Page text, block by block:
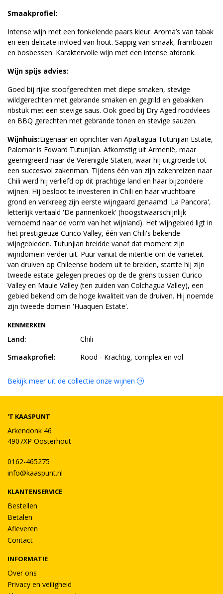
Smaakprofiel:
Intense wijn met een fonkelende paars kleur. Aroma’s van tabak
en een delicate invloed van hout. Sappig van smaak, frambozen
en bosbessen. Karaktervolle wijn met een intense afdronk.
Wijn spijs advies:
Goed bij rijke stoofgerechten met diepe smaken, stevige
wildgerechten met gebrande smaken en gegrild en gebakken
ribstuk met een stevige saus. Ook goed bij Dry Aged roodvlees
en BBQ gerechten met gebrande tonen en stevige sauzen.
Wijnhuis:Eigenaar en oprichter van Apaltagua Tutunjian Estate,
Palomar is Edward Tutunjian. Afkomstig uit Armenië, maar
geëmigreerd naar de Verenigde Staten, waar hij uitgroeide tot
een succesvol zakenman. Tijdens één van zijn zakenreizen naar
Chili werd hij verliefd op dit prachtige land en haar bijzondere
wijnen. Hij besloot te investeren in Chili en haar vruchtbare
grond en verkreeg zijn eerste wijngaard genaamd 'La Pancora',
letterlijk vertaald 'De pannenkoek' (hoogstwaarschijnlijk
vernoemd naar de vorm van het wijnland). Het wijngebied ligt in
het prestigieuze Curico Valley, één van Chili's bekende
wijngebieden. Tutunjian breidde vanaf dat moment zijn
wijndomein verder uit. Puur vanuit de intentie om de varieteit
van druiven op Chileense bodem uit te breiden, startte hij zijn
tweede estate gelegen precies op de de grens tussen Curico
Valley en Maule Valley (ten zuiden van Colchagua Valley), een
gebied bekend om de hoge kwaliteit van de druiven. Hij noemde
zijn tweede domein 'Huaquen Estate'.
KENMERKEN
Land:
Chili
Smaakprofiel:
Rood - Krachtig, complex en vol
Bekijk meer uit de collectie onze wijnen
'T KAASPUNT
Arkendonk 46
4907XP Oosterhout
0162-465275
info@kaaspunt.nl
KLANTENSERVICE
Bestellen
Betalen
Afleveren
Contact
INFORMATIE
Over ons
Privacy en veiligheid